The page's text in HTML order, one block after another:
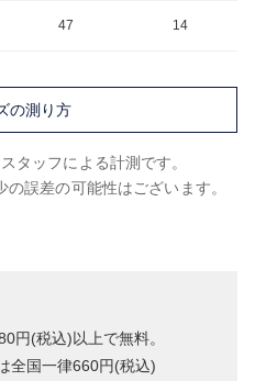
47 14
の測り方
タッフによる計測です。
誤差の可能性はございます。
円(税込)以上で無料。
全国一律660円(税込)